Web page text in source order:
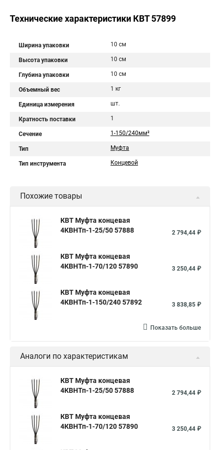
Технические характеристики КВТ 57899
Ширина упаковки 10 см
Высота упаковки 10 см
Глубина упаковки 10 см
Объемный вес 1 кг
Единица измерения шт.
Кратность поставки 1
Сечение 1-150/240мм²
Тип Муфта
Тип инструмента Концевой
Похожие товары
КВТ Муфта концевая
4КВНТп-1-25/50 57888
2 794,44 ₽
КВТ Муфта концевая
4КВНТп-1-70/120 57890
3 250,44 ₽
КВТ Муфта концевая
4КВНТп-1-150/240 57892
3 838,85 ₽
Показать больше
Аналоги по характеристикам
КВТ Муфта концевая
4КВНТп-1-25/50 57888
2 794,44 ₽
КВТ Муфта концевая
4КВНТп-1-70/120 57890
3 250,44 ₽